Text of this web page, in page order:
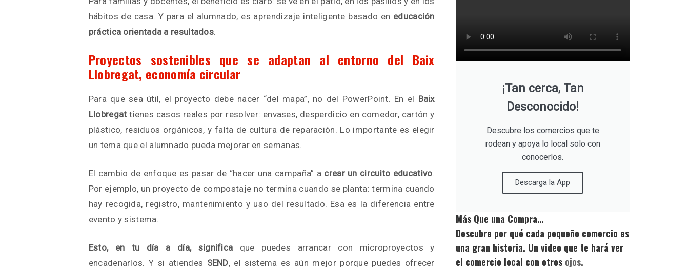
hábitos de casa. Y para el alumnado, es aprendizaje inteligente basado en educación
práctica orientada a resultados.
Proyectos sostenibles que se adaptan al entorno del Baix
Llobregat, economía circular
Para que sea útil, el proyecto debe nacer “del mapa”, no del PowerPoint. En el Baix
Llobregat tienes casos reales por resolver: envases, desperdicio en comedor, cartón y
plástico, residuos orgánicos, y falta de cultura de reparación. Lo importante es elegir
un tema que el alumnado pueda mejorar en semanas.
El cambio de enfoque es pasar de “hacer una campaña” a crear un circuito educativo.
Por ejemplo, un proyecto de compostaje no termina cuando se planta: termina cuando
hay recogida, registro, mantenimiento y uso del resultado. Esa es la diferencia entre
evento y sistema.
Esto, en tu día a día, significa que puedes arrancar con microproyectos y
encadenarlos. Y si atiendes SEND, el sistema es aún mejor porque puedes ofrecer
¡Tan cerca, Tan
Desconocido!
Descubre los comercios que te
rodean y apoya lo local solo con
conocerlos.
Descarga la App
Más Que una Compra…
Descubre por qué cada pequeño comercio es
una gran historia. Un video que te hará ver
el comercio local con otros ojos.